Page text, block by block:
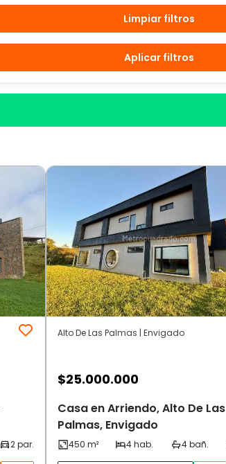
Limpiar filtros
Aplicar filtros
Alto De Las Palmas | Envigado
$25.000.000
Casa en Arriendo, Alto De Las
Palmas, Envigado